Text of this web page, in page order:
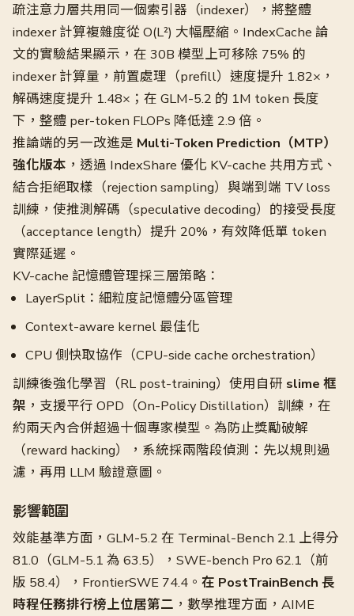
疏注意力層共用同一個索引器（indexer），將整體
indexer 計算複雜度從 O(L²) 大幅壓縮。IndexCache 論
文的實驗結果顯示，在 30B 模型上可移除 75% 的
indexer 計算量，前置處理（prefill）速度提升 1.82×，
解碼速度提升 1.48×；在 GLM-5.2 的 1M token 長度
下，整體 per-token FLOPs 降低達 2.9 倍。
推論端的另一改進是 Multi-Token Prediction（MTP）
強化版本 ，透過 IndexShare 優化 KV-cache 共用方式、
結合拒絕取樣（rejection sampling）與端到端 TV loss
訓練，使推測解碼（speculative decoding）的接受長度
（acceptance length）提升 20%，有效降低單 token
實際延遲。
KV-cache 記憶體管理採三層策略：
LayerSplit：細粒度記憶體分區管理
Context-aware kernel 最佳化
CPU 側快取協作（CPU-side cache orchestration）
訓練後強化學習（RL post-training）使用自研 slime 框
架 ，支援平行 OPD（On-Policy Distillation）訓練，在
約兩天內合併超過十個專家模型。為防止獎勵破解
（reward hacking），系統採兩階段偵測：先以規則過
濾，再用 LLM 驗證意圖。
影響範圍
效能基準方面，GLM-5.2 在 Terminal-Bench 2.1 上得分
81.0（GLM-5.1 為 63.5），SWE-bench Pro 62.1（前
版 58.4），FrontierSWE 74.4。 在 PostTrainBench 長
時程任務排行榜上位居第二 ，數學推理方面，AIME